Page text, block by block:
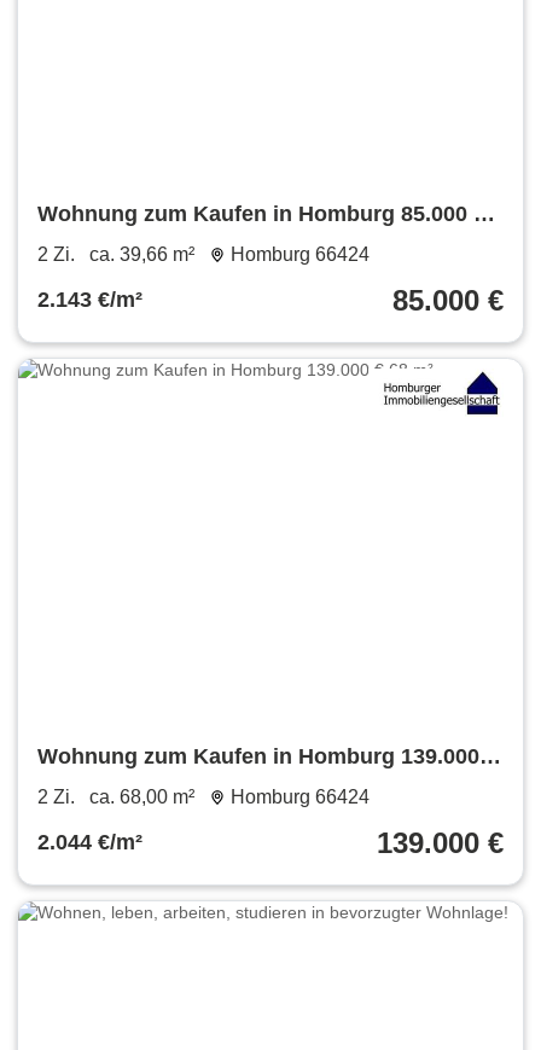
Wohnung zum Kaufen in Homburg 85.000 €
39.66 m²
2 Zi. ca. 39,66 m² Homburg 66424
2.143 €/m² 85.000 €
Wohnung zum Kaufen in Homburg 139.000 €
68 m²
2 Zi. ca. 68,00 m² Homburg 66424
2.044 €/m² 139.000 €